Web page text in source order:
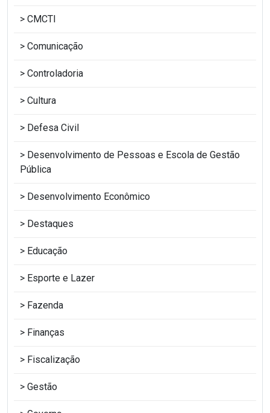
CMCTI
Comunicação
Controladoria
Cultura
Defesa Civil
Desenvolvimento de Pessoas e Escola de Gestão
Pública
Desenvolvimento Econômico
Destaques
Educação
Esporte e Lazer
Fazenda
Finanças
Fiscalização
Gestão